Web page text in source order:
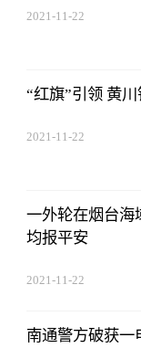
2021-11-22
“红旗”引领 黄
2021-11-22
一外轮在烟台海
均报平安
2021-11-22
南通警方破获一